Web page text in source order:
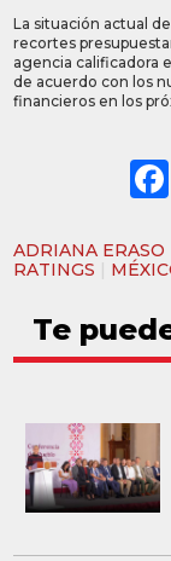
La situación actual
recortes
agencia calificadora
de acuerdo con los
financieros en los
ADRIANA ERASO
RATINGS |
Te